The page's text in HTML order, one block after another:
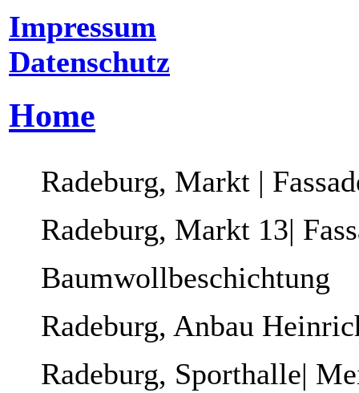
Impressum
Datenschutz
Home
Radeburg, Markt |
Radeburg, Markt 13|
Baumwollbeschichtung
Radeburg, Anbau
Radeburg, Sporthalle|